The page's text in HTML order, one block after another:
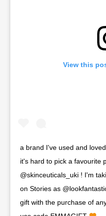
View this
a brand I've used and
it's hard to pick a favourite
@skinceuticals_uki ! I'm
on Stories as
gift with the purchase of